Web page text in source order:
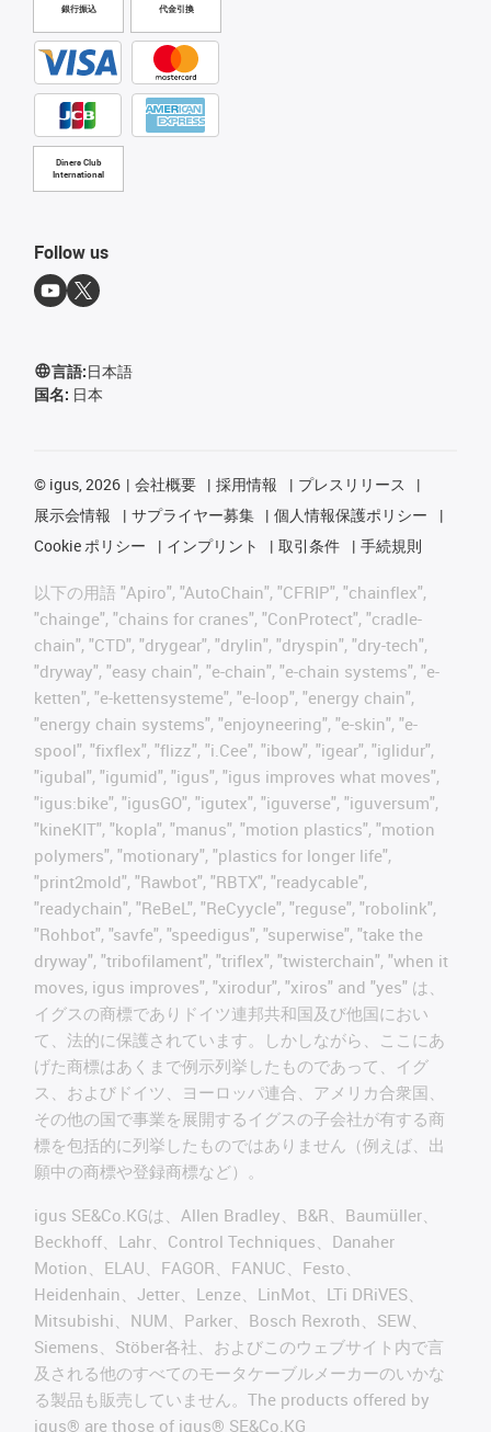
銀行振込 代金引換
Diners Club
International
Follow us
言語:日本語
国名: 日本
© igus, 2026 会社概要 採用情報
プレスリリース
展示会情報
サプライヤー募集
個人情報保護ポリシー
Cookie ポリシー
インプリント 取引条件 手続規則
以下の用語 "Apiro", "AutoChain", "CFRIP", "chainflex",
"chainge", "chains for cranes", "ConProtect", "cradle-
chain", "CTD", "drygear", "drylin", "dryspin", "dry-tech",
"dryway", "easy chain", "e-chain", "e-chain systems", "e-
ketten", "e-kettensysteme", "e-loop", "energy chain",
"energy chain systems", "enjoyneering", "e-skin", "e-
spool", "fixflex", "flizz", "i.Cee", "ibow", "igear", "iglidur",
"igubal", "igumid", "igus", "igus improves what moves",
"igus:bike", "igusGO", "igutex", "iguverse", "iguversum",
"kineKIT", "kopla", "manus", "motion plastics", "motion
polymers", "motionary", "plastics for longer life",
"print2mold", "Rawbot", "RBTX", "readycable",
"readychain", "ReBeL", "ReCyycle", "reguse", "robolink",
"Rohbot", "savfe", "speedigus", "superwise", "take the
dryway", "tribofilament", "triflex", "twisterchain", "when it
moves, igus improves", "xirodur", "xiros" and "yes" は、
イグスの商標でありドイツ連邦共和国及び他国におい
て、法的に保護されています。しかしながら、ここにあ
げた商標はあくまで例示列挙したものであって、イグ
ス、およびドイツ、ヨーロッパ連合、アメリカ合衆国、
その他の国で事業を展開するイグスの子会社が有する商
標を包括的に列挙したものではありません（例えば、出
願中の商標や登録商標など）。
igus SE&Co.KGは、Allen Bradley、B&R、Baumüller、
Beckhoff、Lahr、Control Techniques、Danaher
Motion、ELAU、FAGOR、FANUC、Festo、
Heidenhain、Jetter、Lenze、LinMot、LTi DRiVES、
Mitsubishi、NUM、Parker、Bosch Rexroth、SEW、
Siemens、Stöber各社、およびこのウェブサイト内で言
及される他のすべてのモータケーブルメーカーのいかな
る製品も販売していません。The products offered by
igus® are those of igus® SE&Co.KG